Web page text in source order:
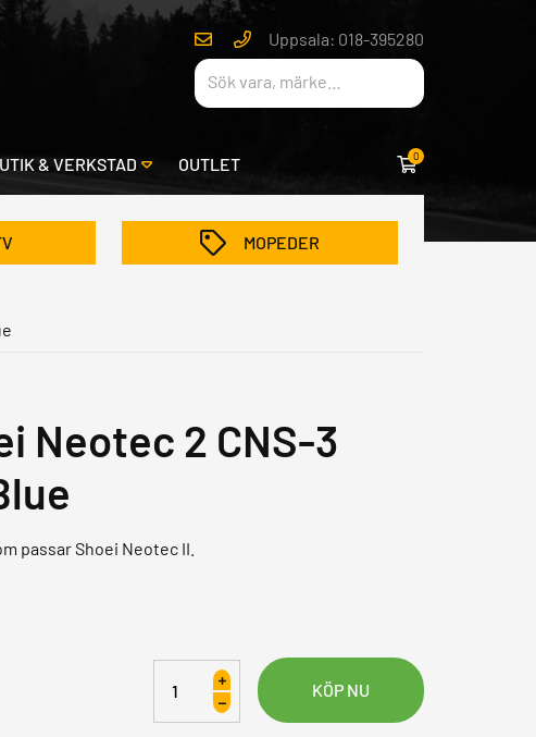
Uppsala: 018-395280
& VERKSTAD OUTLET 0
MOPEDER
Neotec 2 CNS-3
passar Shoei Neotec II.
Shoei
Neotec